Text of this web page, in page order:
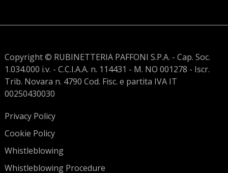
Copyright © RUBINETTERIA PAFFONI S.P.A. - Cap. Soc.
1.034.000 i.v. - C.C.I.A.A. n. 114431 - M. NO 001278 - Iscr.
Trib. Novara n. 4790 Cod. Fisc. e partita IVA IT
00250430030
Privacy Policy
Cookie Policy
Whistleblowing
Whistleblowing Procedure